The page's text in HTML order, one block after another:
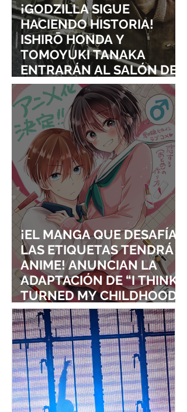
¡GODZILLA SIGUE
HACIENDO HISTORIA!
ISHIRŌ HONDA Y
TOMOYUKI TANAKA
ENTRARÁN AL SALÓN DE
LA FAMA DE LOS EFECTOS
VISUALES
¡EL MANGA QUE DESAFÍA
LAS ETIQUETAS TENDRÁ
ANIME! ANUNCIAN LA
ADAPTACIÓN DE “I THINK I
TURNED MY CHILDHOOD
FRIEND INTO A GIRL”